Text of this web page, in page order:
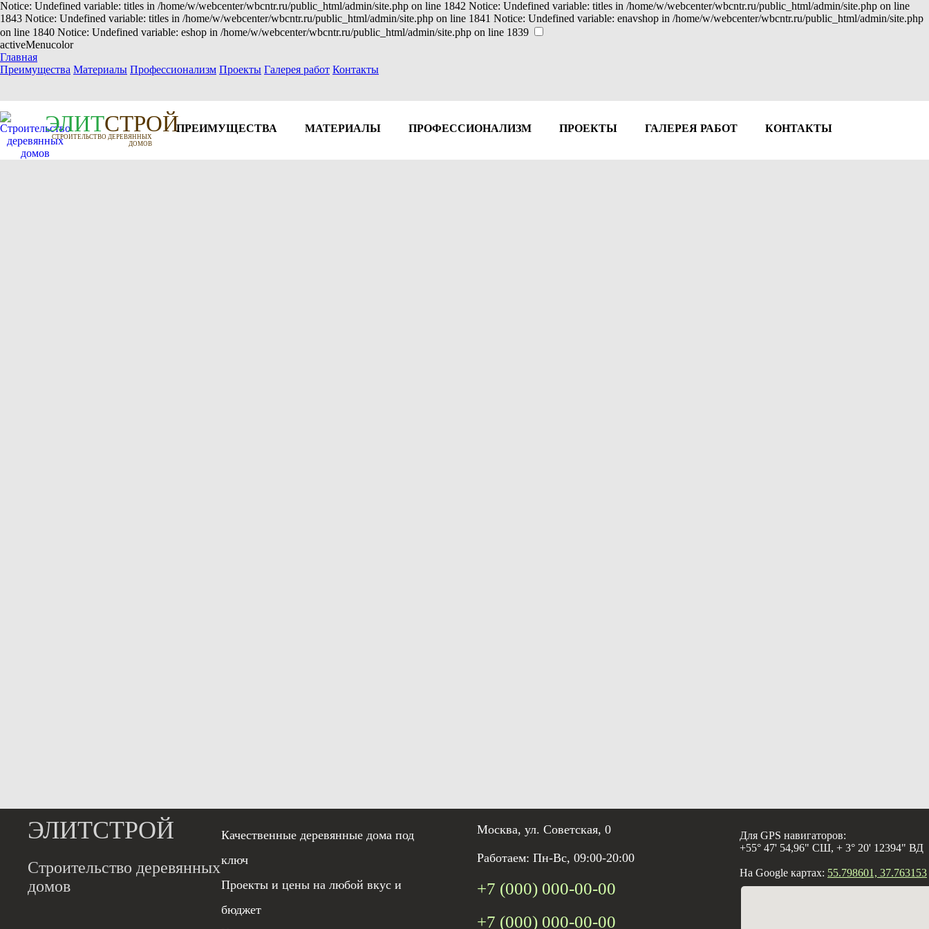
Notice: Undefined variable: titles in /home/w/webcenter/wbcntr.ru/public_html/admin/site.php on line 1842 Notice: Undefined variable: titles in /home/w/webcenter/wbcntr.ru/public_html/admin/site.php on line
1843 Notice: Undefined variable: titles in /home/w/webcenter/wbcntr.ru/public_html/admin/site.php on line 1841 Notice: Undefined variable: enavshop in /home/w/webcenter/wbcntr.ru/public_html/admin/site.php
on line 1840 Notice: Undefined variable: eshop in /home/w/webcenter/wbcntr.ru/public_html/admin/site.php on line 1839
activeMenucolor
Главная
Преимущества Материалы Профессионализм Проекты Галерея работ Контакты
ЭЛИТСТРОЙ
СТРОИТЕЛЬСТВО ДЕРЕВЯННЫХ
ДОМОВ
ПРЕИМУЩЕСТВА МАТЕРИАЛЫ ПРОФЕССИОНАЛИЗМ ПРОЕКТЫ ГАЛЕРЕЯ РАБОТ КОНТАКТЫ
ЭЛИТСТРОЙ
Строительство деревянных
домов
Качественные деревянные дома под
ключ
Проекты и цены на любой вкус и
бюджет
Москва, ул. Советская, 0
Работаем: Пн-Вс, 09:00-20:00
+7 (000) 000-00-00
+7 (000) 000-00-00
Для GPS навигаторов:
+55° 47' 54,96" СШ, + 3° 20' 12394" ВД
На Google картах: 55.798601, 37.763153